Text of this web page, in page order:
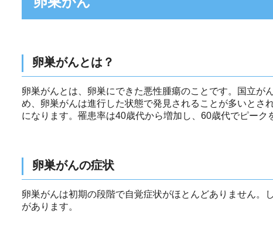
卵巣がんとは？
卵巣がんとは、卵巣にできた悪性腫瘍のことです。国立が
め、卵巣がんは進行した状態で発見されることが多いとさ
になります。罹患率は40歳代から増加し、60歳代でピー
卵巣がんの症状
卵巣がんは初期の段階で自覚症状がほとんどありません。
があります。